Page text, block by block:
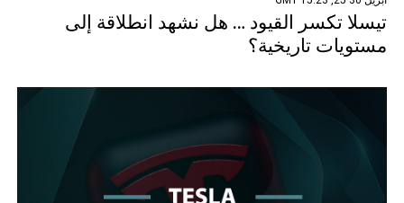
تيسلا تكسر القيود … هل نشهد انطلاقة إلى
مستويات تاريخية؟